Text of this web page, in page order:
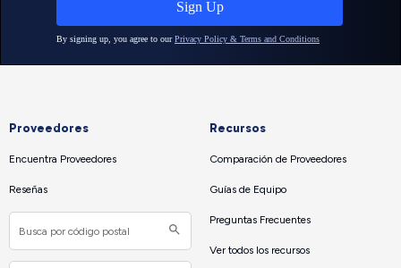
Proveedores
Encuentra Proveedores
Reseñas
Recursos
Comparación de Proveedores
Guías de Equipo
Preguntas Frecuentes
Ver todos los recursos